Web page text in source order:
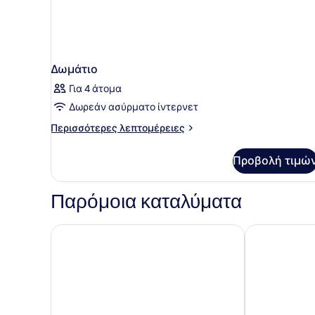
Δωμάτιο
Για 4 άτομα
Δωρεάν ασύρματο ίντερνετ
Περισσότερες λεπτομέρειες
Περισσότερες
Προβολή
Παρόμοια καταλύματα
Hotel Fernando III Abba Sevilla